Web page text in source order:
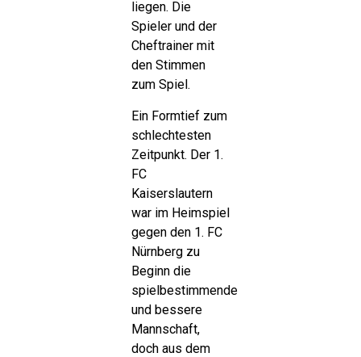
liegen. Die
Spieler und der
Cheftrainer mit
den Stimmen
zum Spiel.
Ein Formtief zum
schlechtesten
Zeitpunkt. Der 1.
FC
Kaiserslautern
war im Heimspiel
gegen den 1. FC
Nürnberg zu
Beginn die
spielbestimmende
und bessere
Mannschaft,
doch aus dem